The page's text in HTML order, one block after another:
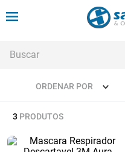
ORDENAR POR
3 PRODUTOS
1º
cadeira rodas
2º
meia compressao